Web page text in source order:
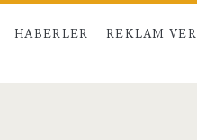
HABERLER REKLAM VER